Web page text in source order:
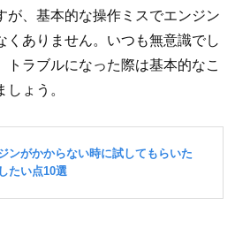
が、基本的な操作ミスでエンジン
くありません。いつも無意識でし
トラブルになった際は基本的なこ
ょう。